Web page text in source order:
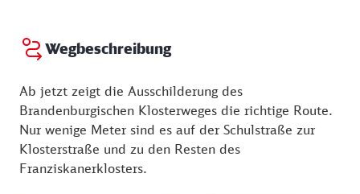
Wegbeschreibung
Ab jetzt zeigt die Ausschilderung des
Brandenburgischen Klosterweges die richtige Route.
Nur wenige Meter sind es auf der Schulstraße zur
Klosterstraße und zu den Resten des
Franziskanerklosters.